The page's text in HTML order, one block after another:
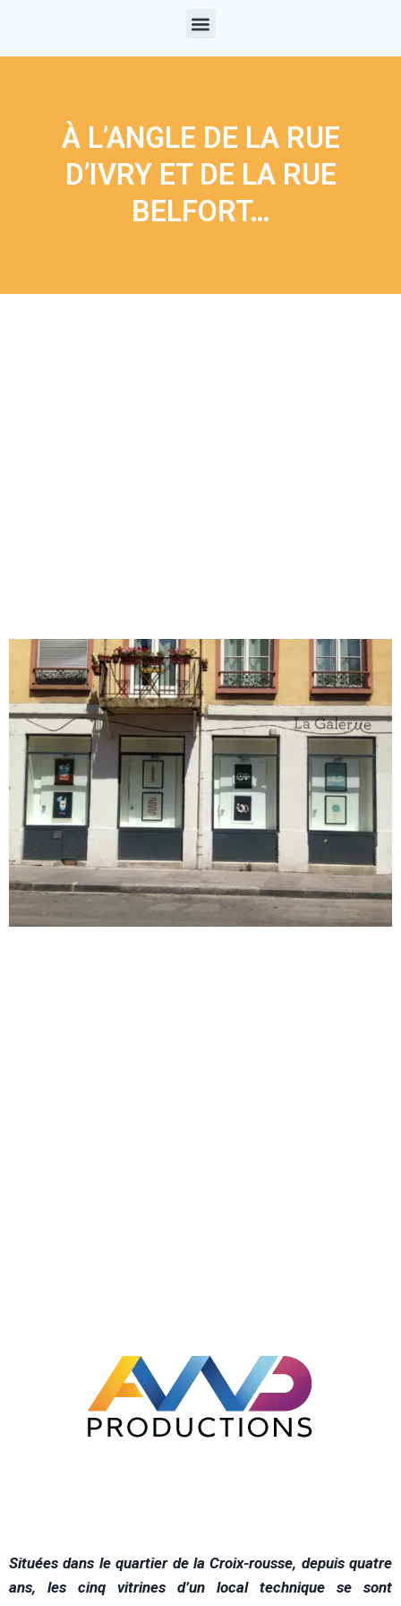
À L’ANGLE DE LA RUE
D’IVRY ET DE LA RUE
BELFORT…
Situées dans le quartier de la Croix-rousse, depuis quatre
ans, les cinq vitrines d’un local technique se sont